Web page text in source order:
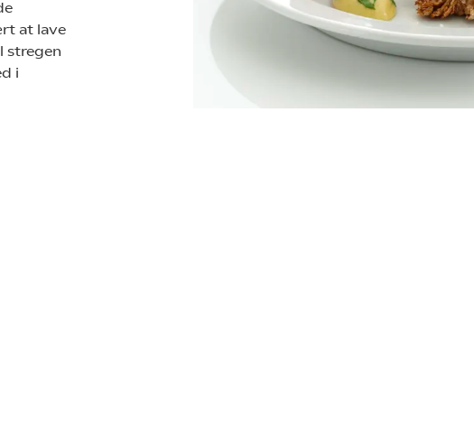
at lave
stregen
i